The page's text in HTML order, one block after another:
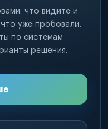
что видите и
уже пробовали.
по системам
решения.